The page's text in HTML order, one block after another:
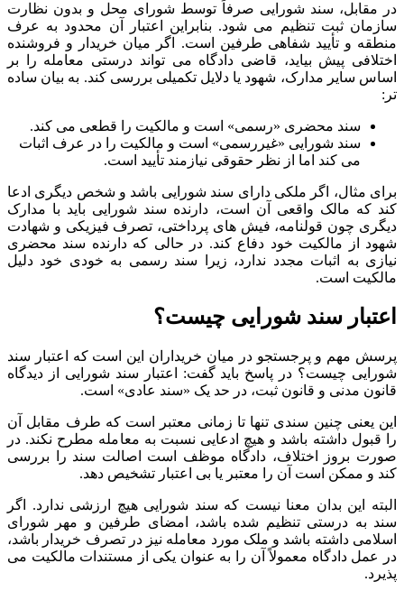
در مقابل، سند شورایی صرفاً توسط شورای محل و بدون نظارت
سازمان ثبت تنظیم می شود. بنابراین اعتبار آن محدود به عرف
منطقه و تأیید شفاهی طرفین است. اگر میان خریدار و فروشنده
اختلافی پیش بیاید، قاضی دادگاه می تواند درستی معامله را بر
اساس سایر مدارک، شهود یا دلایل تکمیلی بررسی کند. به بیان ساده
تر:
سند محضری «رسمی» است و مالکیت را قطعی می کند.
سند شورایی «غیررسمی» است و مالکیت را در عرف اثبات
می کند اما از نظر حقوقی نیازمند تأیید است.
برای مثال، اگر ملکی دارای سند شورایی باشد و شخص دیگری ادعا
کند که مالک واقعی آن است، دارنده سند شورایی باید با مدارک
دیگری چون قولنامه، فیش های پرداختی، تصرف فیزیکی و شهادت
شهود از مالکیت خود دفاع کند. در حالی که دارنده سند محضری
نیازی به اثبات مجدد ندارد، زیرا سند رسمی به خودی خود دلیل
مالکیت است.
اعتبار سند شورایی چیست؟
پرسش مهم و پرجستجو در میان خریداران این است که اعتبار سند
شورایی چیست؟ در پاسخ باید گفت: اعتبار سند شورایی از دیدگاه
قانون مدنی و قانون ثبت، در حد یک «سند عادی» است.
این یعنی چنین سندی تنها تا زمانی معتبر است که طرف مقابل آن
را قبول داشته باشد و هیچ ادعایی نسبت به معامله مطرح نکند. در
صورت بروز اختلاف، دادگاه موظف است اصالت سند را بررسی
کند و ممکن است آن را معتبر یا بی اعتبار تشخیص دهد.
البته این بدان معنا نیست که سند شورایی هیچ ارزشی ندارد. اگر
سند به درستی تنظیم شده باشد، امضای طرفین و مهر شورای
اسلامی داشته باشد و ملک مورد معامله نیز در تصرف خریدار باشد،
در عمل دادگاه معمولاً آن را به عنوان یکی از مستندات مالکیت می
پذیرد.